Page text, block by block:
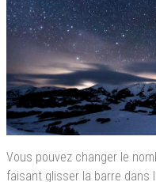
Vous pouvez changer le
faisant glisser la barre dans